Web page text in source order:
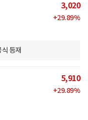
3,020
+29.89%
등재
5,910
+29.89%